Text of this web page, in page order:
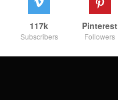
117k
Subscribers
Pinterest
Followers